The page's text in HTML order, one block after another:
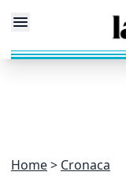
Home Cronaca